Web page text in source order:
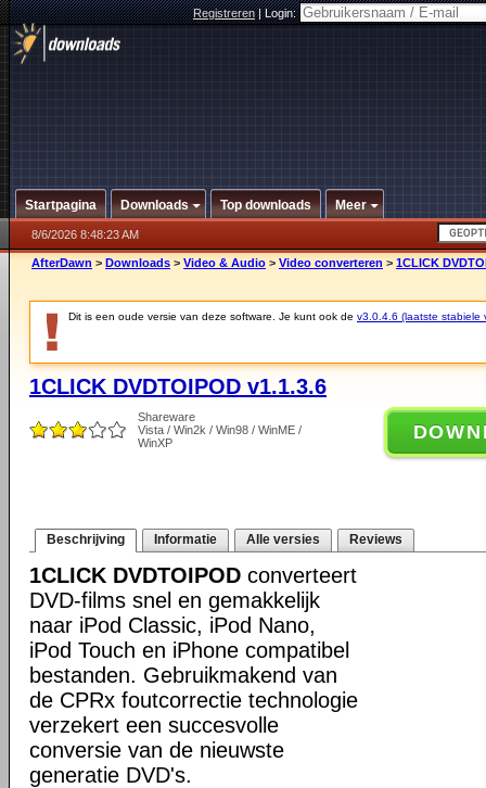
Registreren|Login:
Startpagina Downloads Top downloads Meer
8/6/2026 8:48:23 AM
AfterDawn > Downloads > Video & Audio > Video converteren > 1CLICK
Dit is een oude versie van deze software. Je kunt ook de v3.0.4.6 (laatste stabiele
1CLICK DVDTOIPOD v1.1.3.6
Shareware
Vista / Win2k / Win98 / WinME /
WinXP
Beschrijving Informatie Alle versies Reviews
1CLICK DVDTOIPOD converteert
DVD-films snel en gemakkelijk
naar iPod Classic, iPod Nano,
iPod Touch en iPhone compatibel
bestanden. Gebruikmakend van
de CPRx foutcorrectie technologie
verzekert een succesvolle
conversie van de nieuwste
generatie DVD's.